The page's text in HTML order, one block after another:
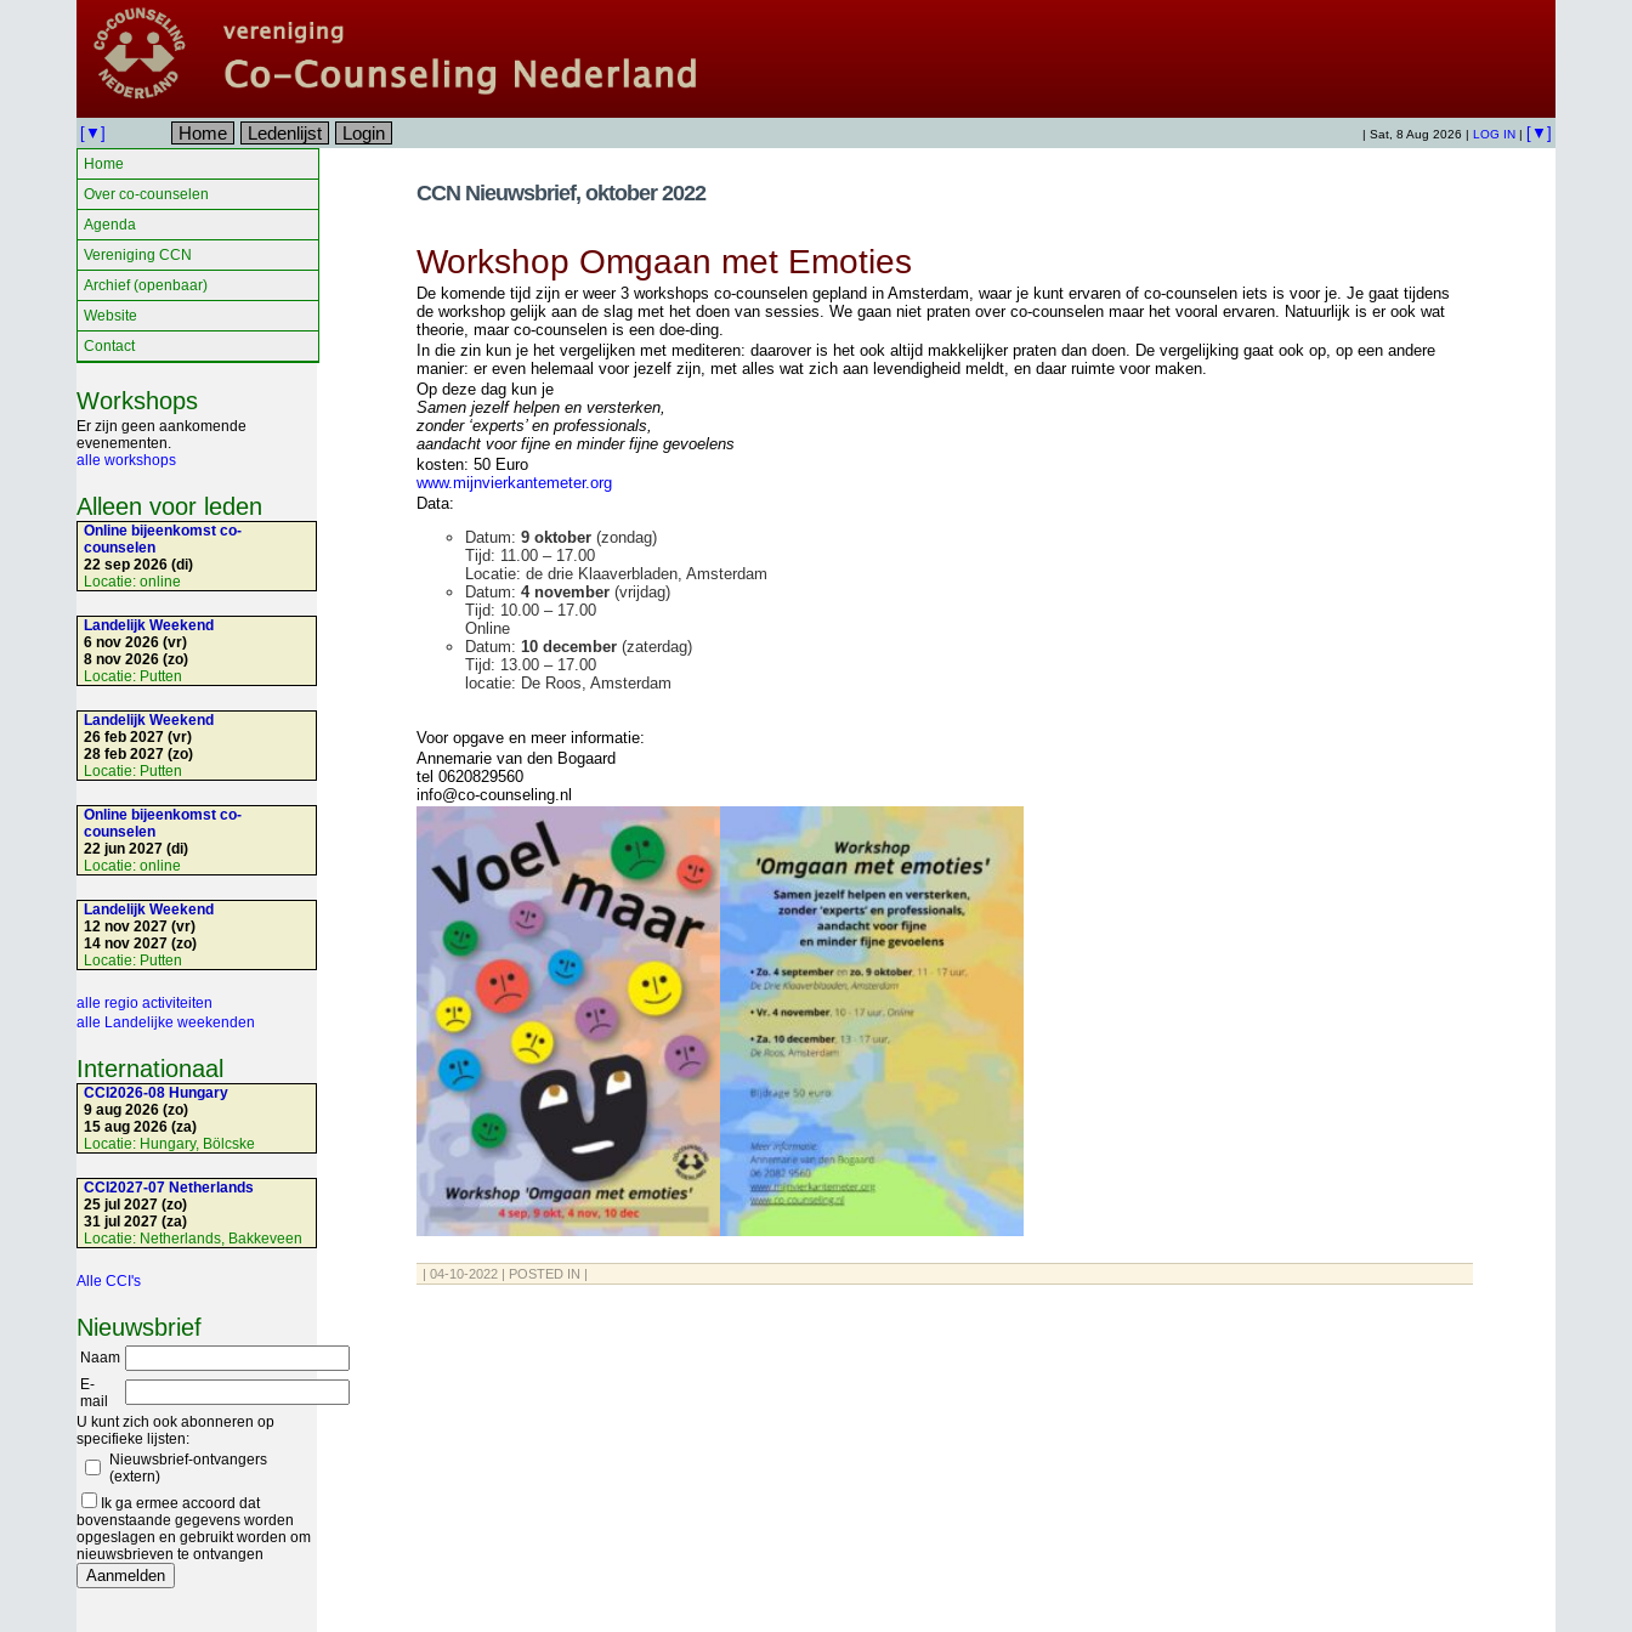
[▼] Home Ledenlijst Login | Sat, 8 Aug 2026 | LOG IN | [▼]
CCN Nieuwsbrief, oktober 2022
Workshop Omgaan met Emoties
De komende tijd zijn er weer 3 workshops co-counselen gepland in Amsterdam, waar je kunt ervaren of co-counselen iets is voor je. Je gaat tijdens
de workshop gelijk aan de slag met het doen van sessies. We gaan niet praten over co-counselen maar het vooral ervaren. Natuurlijk is er ook wat
theorie, maar co-counselen is een doe-ding.
In die zin kun je het vergelijken met mediteren: daarover is het ook altijd makkelijker praten dan doen. De vergelijking gaat ook op, op een andere
manier: er even helemaal voor jezelf zijn, met alles wat zich aan levendigheid meldt, en daar ruimte voor maken.
Op deze dag kun je
Samen jezelf helpen en versterken,
zonder ‘experts’ en professionals,
aandacht voor fijne en minder fijne gevoelens
kosten: 50 Euro
www.mijnvierkantemeter.org
Data:
Datum: 9 oktober (zondag)
Tijd: 11.00 – 17.00
Locatie: de drie Klaaverbladen, Amsterdam
Datum: 4 november (vrijdag)
Tijd: 10.00 – 17.00
Online
Datum: 10 december (zaterdag)
Tijd: 13.00 – 17.00
locatie: De Roos, Amsterdam
Voor opgave en meer informatie:
Annemarie van den Bogaard
tel 0620829560
info@co-counseling.nl
| 04-10-2022 | POSTED IN |
Home
Over co-counselen
Agenda
Vereniging CCN
Archief (openbaar)
Website
Contact
Workshops
Er zijn geen aankomende
evenementen.
alle workshops
Alleen voor leden
Online bijeenkomst co-
counselen
22 sep 2026 (di)
Locatie: online
Landelijk Weekend
6 nov 2026 (vr)
8 nov 2026 (zo)
Locatie: Putten
Landelijk Weekend
26 feb 2027 (vr)
28 feb 2027 (zo)
Locatie: Putten
Online bijeenkomst co-
counselen
22 jun 2027 (di)
Locatie: online
Landelijk Weekend
12 nov 2027 (vr)
14 nov 2027 (zo)
Locatie: Putten
alle regio activiteiten
alle Landelijke weekenden
Internationaal
CCI2026-08 Hungary
9 aug 2026 (zo)
15 aug 2026 (za)
Locatie: Hungary, Bölcske
CCI2027-07 Netherlands
25 jul 2027 (zo)
31 jul 2027 (za)
Locatie: Netherlands, Bakkeveen
Alle CCI's
Nieuwsbrief
Naam
E-
mail
U kunt zich ook abonneren op
specifieke lijsten:
Nieuwsbrief-ontvangers
(extern)
Ik ga ermee accoord dat
bovenstaande gegevens worden
opgeslagen en gebruikt worden om
nieuwsbrieven te ontvangen